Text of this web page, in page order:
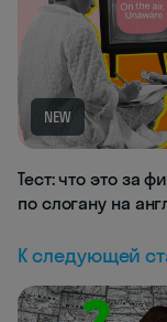
NEW
Тест: что это за
по слогану на
К следующей